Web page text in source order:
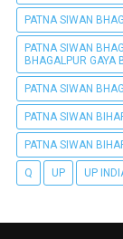
PATNA SIWAN
PATNA SIWAN
BHAGALPUR GAYA
PATNA SIWAN
PATNA SIWAN
PATNA SIWAN
Q UP UP